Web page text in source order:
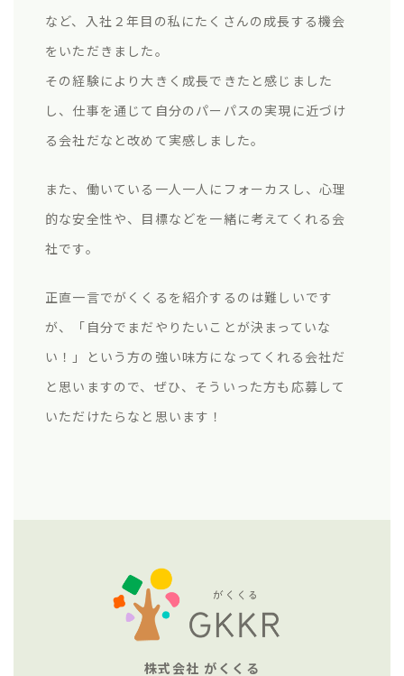
など、入社２年目の私にたくさんの成長する機会
をいただきました。
その経験により大きく成長できたと感じました
し、仕事を通じて自分のパーパスの実現に近づけ
る会社だなと改めて実感しました。
また、働いている一人一人にフォーカスし、心理
的な安全性や、目標などを一緒に考えてくれる会
社です。
正直一言でがくくるを紹介するのは難しいです
が、「自分でまだやりたいことが決まっていな
い！」という方の強い味方になってくれる会社だ
と思いますので、ぜひ、そういった方も応募して
いただけたらなと思います！
株式会社 がくくる